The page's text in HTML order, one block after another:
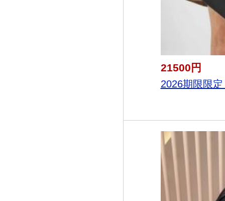
21500円
2026期限限